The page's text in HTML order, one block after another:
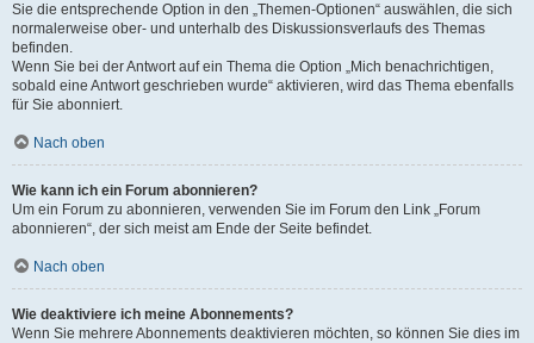
Sie die entsprechende Option in den „Themen-Optionen“ auswählen, die sich
normalerweise ober- und unterhalb des Diskussionsverlaufs des Themas
befinden.
Wenn Sie bei der Antwort auf ein Thema die Option „Mich benachrichtigen,
sobald eine Antwort geschrieben wurde“ aktivieren, wird das Thema ebenfalls
für Sie abonniert.
Nach oben
Wie kann ich ein Forum abonnieren?
Um ein Forum zu abonnieren, verwenden Sie im Forum den Link „Forum
abonnieren“, der sich meist am Ende der Seite befindet.
Nach oben
Wie deaktiviere ich meine Abonnements?
Wenn Sie mehrere Abonnements deaktivieren möchten, so können Sie dies im